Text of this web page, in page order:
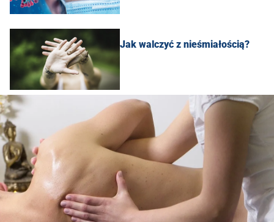
Jak walczyć z nieśmiałością?